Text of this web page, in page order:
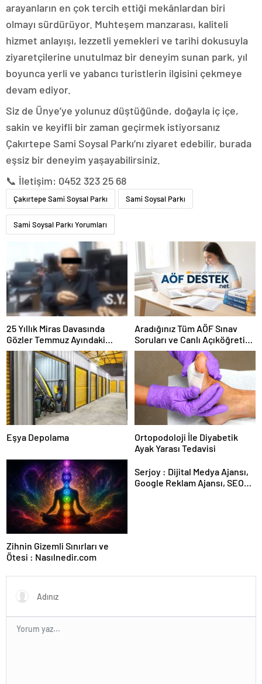
arayanların en çok tercih ettiği mekânlardan biri
olmayı sürdürüyor. Muhteşem manzarası, kaliteli
hizmet anlayışı, lezzetli yemekleri ve tarihi dokusuyla
ziyaretçilerine unutulmaz bir deneyim sunan park, yıl
boyunca yerli ve yabancı turistlerin ilgisini çekmeye
devam ediyor.
Siz de Ünye’ye yolunuz düştüğünde, doğayla iç içe,
sakin ve keyifli bir zaman geçirmek istiyorsanız
Çakırtepe Sami Soysal Parkı’nı ziyaret edebilir, burada
eşsiz bir deneyim yaşayabilirsiniz.
📞 İletişim: 0452 323 25 68
Çakırtepe Sami Soysal Parkı Sami Soysal Parkı
Sami Soysal Parkı Yorumları
25 Yıllık Miras Davasında
Gözler Temmuz Ayındaki
Karar Duruşmasına Çevrildi
Aradığınız Tüm AÖF Sınav
Soruları ve Canlı Açıköğretim
Forumu Burada
Eşya Depolama
Ortopodoloji İle Diyabetik
Ayak Yarası Tedavisi
Zihnin Gizemli Sınırları ve
Ötesi : Nasılnedir.com
Serjoy : Dijital Medya Ajansı,
Google Reklam Ajansı, SEO